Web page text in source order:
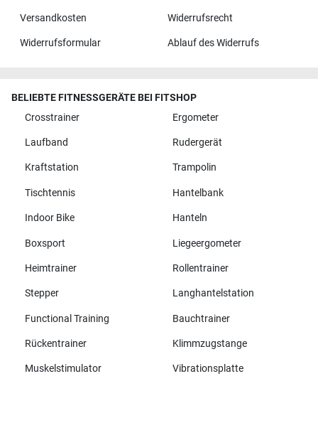
Versandkosten Widerrufsrecht
Widerrufsformular Ablauf des Widerrufs
BELIEBTE FITNESSGERÄTE BEI FITSHOP
Crosstrainer
Ergometer
Laufband Rudergerät
Kraftstation Trampolin
Tischtennis Hantelbank
Indoor Bike Hanteln
Boxsport Liegeergometer
Heimtrainer Rollentrainer
Stepper Langhantelstation
Functional Training Bauchtrainer
Rückentrainer Klimmzugstange
Muskelstimulator Vibrationsplatte